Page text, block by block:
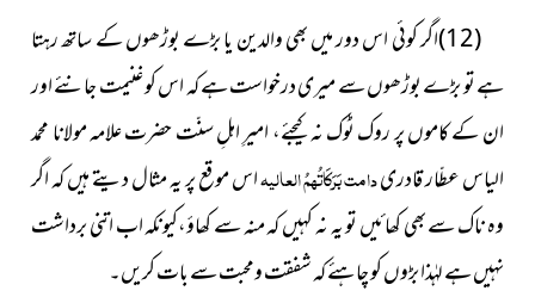
(12)اگر کوئی اس دور میں بھی والدین یا بڑے بوڑھوں کے ساتھ رہتا
ہے تو بڑے بوڑھوں سے میری درخواست ہے کہ اس کو غنیمت جانئے اور
ان کے کاموں پر روک ٹوک نہ کیجئے، امیرِ اہلِ سنّت حضرت علامہ مولانا محمد
الیاس عطّار قادریدامت بَرَکَاتُہمُ العالیہاس موقع پر یہ مثال دیتے ہیں کہ اگر
وہ ناک سے بھی کھائیں تو یہ نہ کہیں کہ منہ سے کھاؤ،کیونکہ اب اتنی برداشت
نہیں ہے لہٰذا بڑوں کو چاہئے کہ شفقت ومحبت سے بات کریں۔